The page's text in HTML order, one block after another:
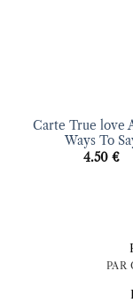
Carte True love
Ways To
4.50 €
PAR